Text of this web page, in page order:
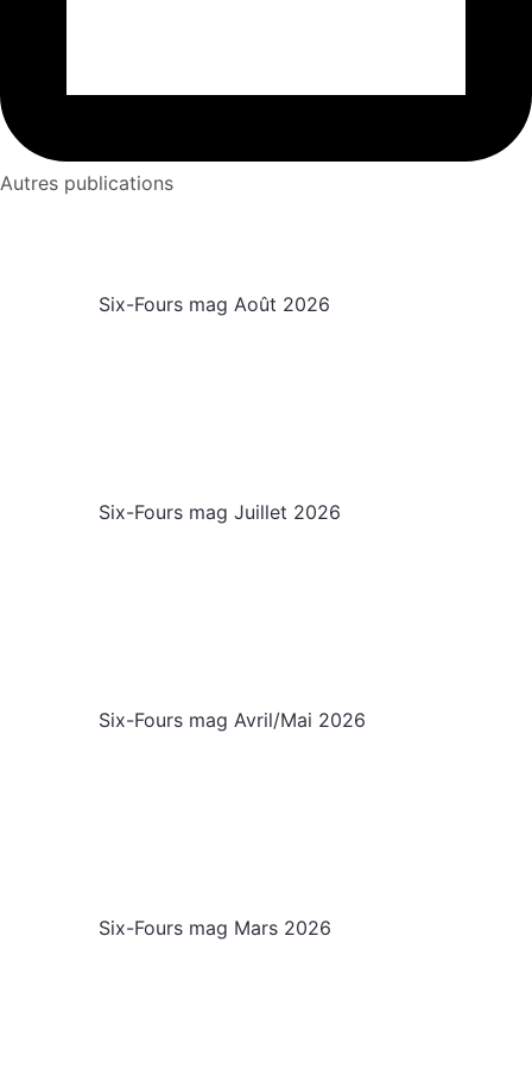
Autres publications
Six-Fours mag Août 2026
Six-Fours mag Juillet 2026
Six-Fours mag Avril/Mai 2026
Six-Fours mag Mars 2026